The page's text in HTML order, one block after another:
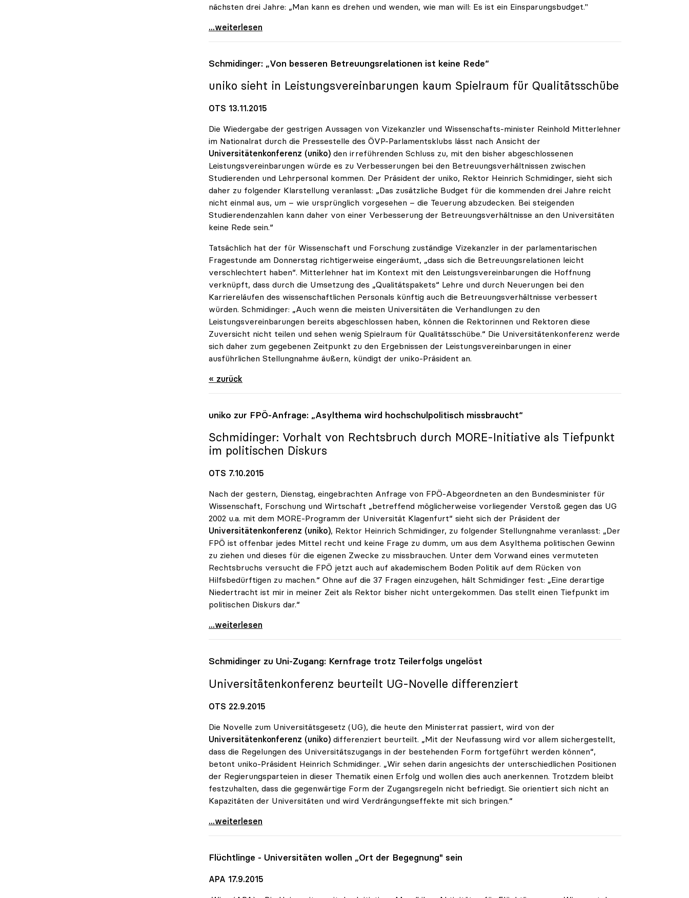
nächsten drei Jahre: „Man kann es drehen und wenden, wie man will: Es ist ein Einsparungsbudget."
uniko-Chef zog Bilanz: „Keine Erfolgsgeschichte\"
...weiterlesen
Schmidinger: „Von besseren Betreuungsrelationen ist keine Rede“
uniko sieht in Leistungsvereinbarungen kaum Spielraum für Qualitätsschübe
OTS 13.11.2015
Die Wiedergabe der gestrigen Aussagen von Vizekanzler und Wissenschafts-minister Reinhold Mitterlehner
im Nationalrat durch die Pressestelle des ÖVP-Parlamentsklubs lässt nach Ansicht der
Universitätenkonferenz (uniko) den irreführenden Schluss zu, mit den bisher abgeschlossenen
Leistungsvereinbarungen würde es zu Verbesserungen bei den Betreuungsverhältnissen zwischen
Studierenden und Lehrpersonal kommen. Der Präsident der uniko, Rektor Heinrich Schmidinger, sieht sich
daher zu folgender Klarstellung veranlasst: „Das zusätzliche Budget für die kommenden drei Jahre reicht
nicht einmal aus, um – wie ursprünglich vorgesehen – die Teuerung abzudecken. Bei steigenden
Studierendenzahlen kann daher von einer Verbesserung der Betreuungsverhältnisse an den Universitäten
keine Rede sein.“
Tatsächlich hat der für Wissenschaft und Forschung zuständige Vizekanzler in der parlamentarischen
Fragestunde am Donnerstag richtigerweise eingeräumt, „dass sich die Betreuungsrelationen leicht
verschlechtert haben“. Mitterlehner hat im Kontext mit den Leistungsvereinbarungen die Hoffnung
verknüpft, dass durch die Umsetzung des „Qualitätspakets“ Lehre und durch Neuerungen bei den
Karriereläufen des wissenschaftlichen Personals künftig auch die Betreuungsverhältnisse verbessert
würden. Schmidinger: „Auch wenn die meisten Universitäten die Verhandlungen zu den
Leistungsvereinbarungen bereits abgeschlossen haben, können die Rektorinnen und Rektoren diese
Zuversicht nicht teilen und sehen wenig Spielraum für Qualitätsschübe.“ Die Universitätenkonferenz werde
sich daher zum gegebenen Zeitpunkt zu den Ergebnissen der Leistungsvereinbarungen in einer
ausführlichen Stellungnahme äußern, kündigt der uniko-Präsident an.
« zurück
uniko zur FPÖ-Anfrage: „Asylthema wird hochschulpolitisch missbraucht“
Schmidinger: Vorhalt von Rechtsbruch durch MORE-Initiative als Tiefpunkt
im politischen Diskurs
OTS 7.10.2015
Nach der gestern, Dienstag, eingebrachten Anfrage von FPÖ-Abgeordneten an den Bundesminister für
Wissenschaft, Forschung und Wirtschaft „betreffend möglicherweise vorliegender Verstoß gegen das UG
2002 u.a. mit dem MORE-Programm der Universität Klagenfurt“ sieht sich der Präsident der
Universitätenkonferenz (uniko), Rektor Heinrich Schmidinger, zu folgender Stellungnahme veranlasst: „Der
FPÖ ist offenbar jedes Mittel recht und keine Frage zu dumm, um aus dem Asylthema politischen Gewinn
zu ziehen und dieses für die eigenen Zwecke zu missbrauchen. Unter dem Vorwand eines vermuteten
Rechtsbruchs versucht die FPÖ jetzt auch auf akademischem Boden Politik auf dem Rücken von
Hilfsbedürftigen zu machen.“ Ohne auf die 37 Fragen einzugehen, hält Schmidinger fest: „Eine derartige
Niedertracht ist mir in meiner Zeit als Rektor bisher nicht untergekommen. Das stellt einen Tiefpunkt im
politischen Diskurs dar.“
uniko zur FPÖ-Anfrage: „Asylthema wird
...weiterlesen
Schmidinger zu Uni-Zugang: Kernfrage trotz Teilerfolgs ungelöst
Universitätenkonferenz beurteilt UG-Novelle differenziert
OTS 22.9.2015
Die Novelle zum Universitätsgesetz (UG), die heute den Ministerrat passiert, wird von der
Universitätenkonferenz (uniko) differenziert beurteilt. „Mit der Neufassung wird vor allem sichergestellt,
dass die Regelungen des Universitätszugangs in der bestehenden Form fortgeführt werden können“,
betont uniko-Präsident Heinrich Schmidinger. „Wir sehen darin angesichts der unterschiedlichen Positionen
der Regierungsparteien in dieser Thematik einen Erfolg und wollen dies auch anerkennen. Trotzdem bleibt
festzuhalten, dass die gegenwärtige Form der Zugangsregeln nicht befriedigt. Sie orientiert sich nicht an
Kapazitäten der Universitäten und wird Verdrängungseffekte mit sich bringen.“
Schmidinger zu Uni-Zugang: Kernfrage trotz
...weiterlesen
Flüchtlinge - Universitäten wollen „Ort der Begegnung" sein
APA 17.9.2015